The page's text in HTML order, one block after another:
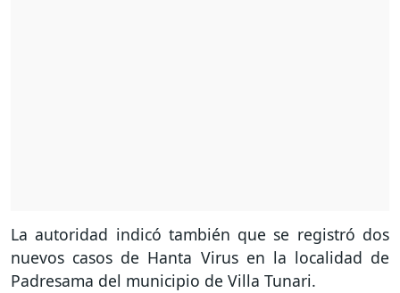
La autoridad indicó también que se registró dos
nuevos casos de Hanta Virus en la localidad de
Padresama del municipio de Villa Tunari.